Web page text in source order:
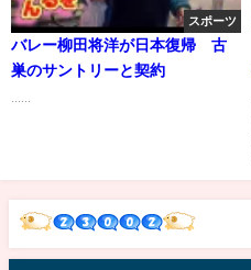
スポーツ
バレー柳田将洋が日本復帰 古
巣のサントリーと契約
......